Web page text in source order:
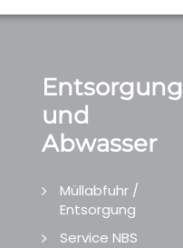
Entsorgung
und
Abwasser
Müllabfuhr /
Entsorgung
Service NBS